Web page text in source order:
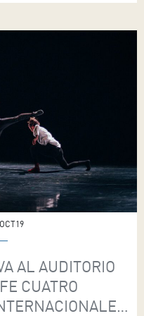
OCT19
AL AUDITORIO
CUATRO